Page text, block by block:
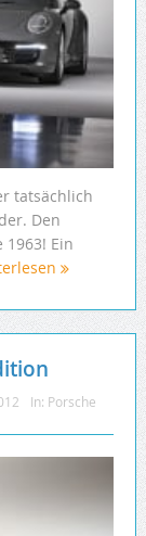
tatsächlich
Den
Ein
In: Porsche